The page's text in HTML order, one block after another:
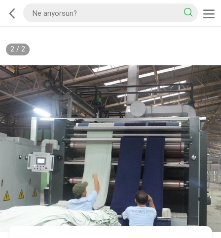
2/ 2